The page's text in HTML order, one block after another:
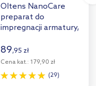
Oltens NanoCare
preparat do
impregnacji armatury,
ml (0,25 l) 89902000
89,95 zł
Cena kat.: 179,90 zł
(29)